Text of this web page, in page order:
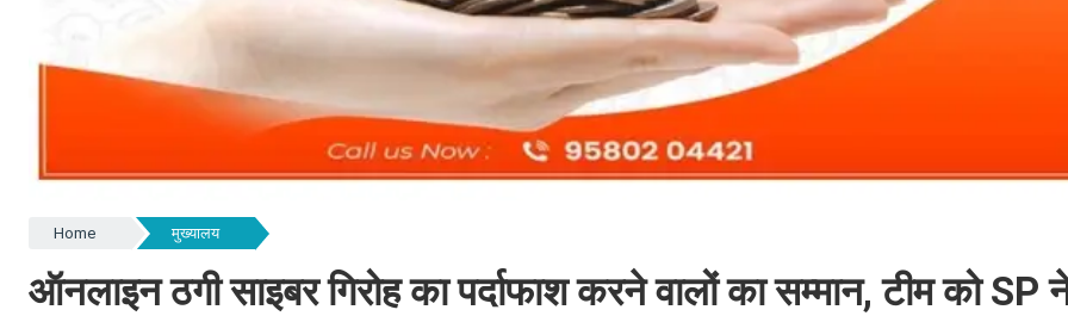
Home मुख्यालय
ऑनलाइन ठगी साइबर गिरोह का पर्दाफाश करने वालों का सम्मान, टीम को SP